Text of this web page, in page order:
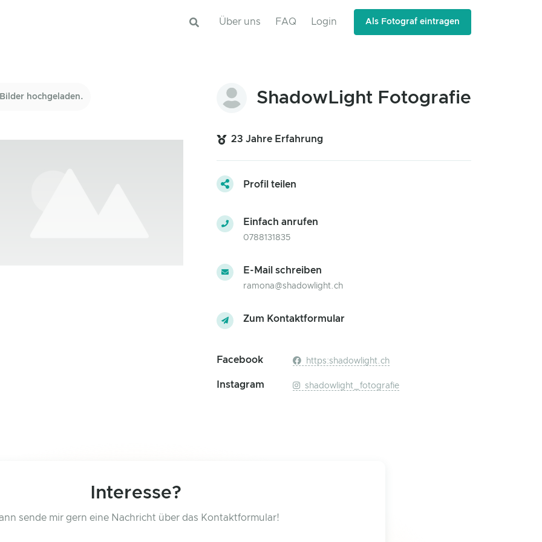
Über uns FAQ Login Als Fotograf eintragen
hochgeladen. ShadowLight Fotografie
23 Jahre Erfahrung
Profil teilen
Einfach anrufen
0788131835
E-Mail schreiben
ramona@shadowlight.ch
Zum Kontaktformular
Facebook https:shadowlight.ch
Instagram shadowlight_fotografie
Interesse?
sende mir gern eine Nachricht über das Kontaktformular!